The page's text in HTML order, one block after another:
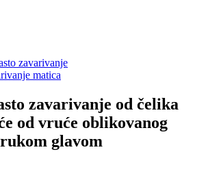
zavarivanje
matica
zavarivanje od čelika
od vruće oblikovanog
glavom